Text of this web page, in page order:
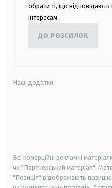
обрати ті, що
інтересам.
ДО РОЗСИЛОК
Наші додатки:
Всі комерційні рекламні
чи "Партнерський матеріал".
"Позиція" відображають